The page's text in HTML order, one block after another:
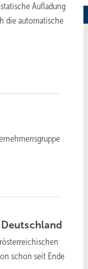
Aufladung
die automatische
Deutschland
schon seit Ende